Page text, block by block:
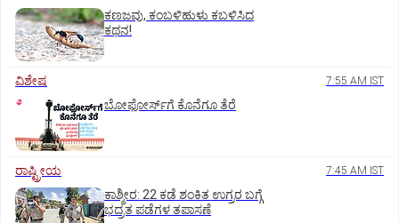
ಕಣಜವು, ಕಂಬಳಿಹುಳು ಕಬಳಿಸಿದ
ಕಥನ!
ವಿಶೇಷ 7:55 AM IST
ಬೋಫೋರ್ಸ್‌ಗೆ ಕೊನೆಗೂ ತೆರೆ
ರಾಷ್ಟ್ರೀಯ 7:45 AM IST
ಕಾಶ್ಮೀರ: 22 ಕಡೆ ಶಂಕಿತ ಉಗ್ರರ ಬಗ್ಗೆ
ಭದ್ರತ ಪಡೆಗಳ ತಪಾಸಣೆ